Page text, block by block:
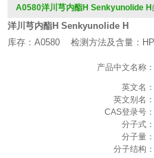
A0580洋川芎内酯H Senkyunolide H
洋川芎内酯H Senkyunolide H
库存：A0580 检测方法及含量：
产品中文名称：
英文名：
英文别名：
CAS登录号：
分子式：
分子量：
分子结构：